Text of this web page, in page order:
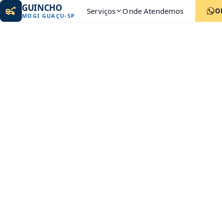
GUINCHO
MOGI GUAÇU-SP Serviços Onde Atendemos